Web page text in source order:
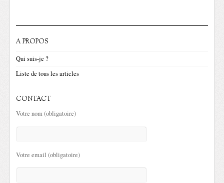
A PROPOS
Qui suis-je ?
Liste de tous les articles
CONTACT
Votre nom (obligatoire)
Votre email (obligatoire)